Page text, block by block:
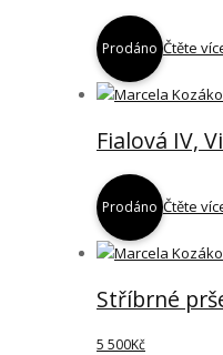
Prodáno Čtěte
Fialová IV,
Prodáno Čtěte
Stříbrné
5 500Kč